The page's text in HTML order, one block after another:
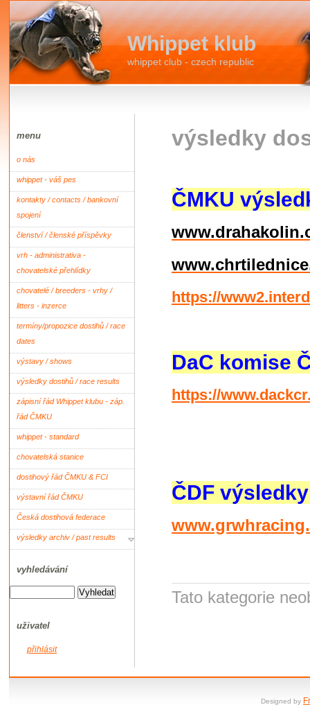
Whippet klub
whippet club - czech republic
výsledky
ČMKU
https://
DaC komise
https://
ČDF
Tato kategorie
menu
o nás
whippet - váš pes
kontakty / contacts / bankovní
spojení
členství / členské příspěvky
vrh - administrativa -
chovatelské přehlídky
chovatelé / breeders - vrhy /
litters - inzerce
termíny/propozice dostihů / race
dates
výstavy / shows
výsledky dostihů / race results
zápisní řád Whippet klubu - záp.
řád ČMKU
whippet - standard
chovatelská stanice
dostihový řád ČMKU & FCI
výstavní řád ČMKU
Česká dostihová federace
výsledky archiv / past results
vyhledávání
uživatel
přihlásit
Designed by